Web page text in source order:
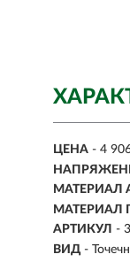
ЦЕНА - 4
МАТЕРИАЛ
МАТЕРИАЛ
АРТИКУЛ -
ВИД -